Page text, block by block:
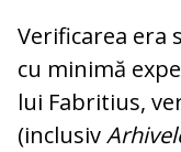
Verificarea era
cu minimă
lui Fabritius,
(inclusiv